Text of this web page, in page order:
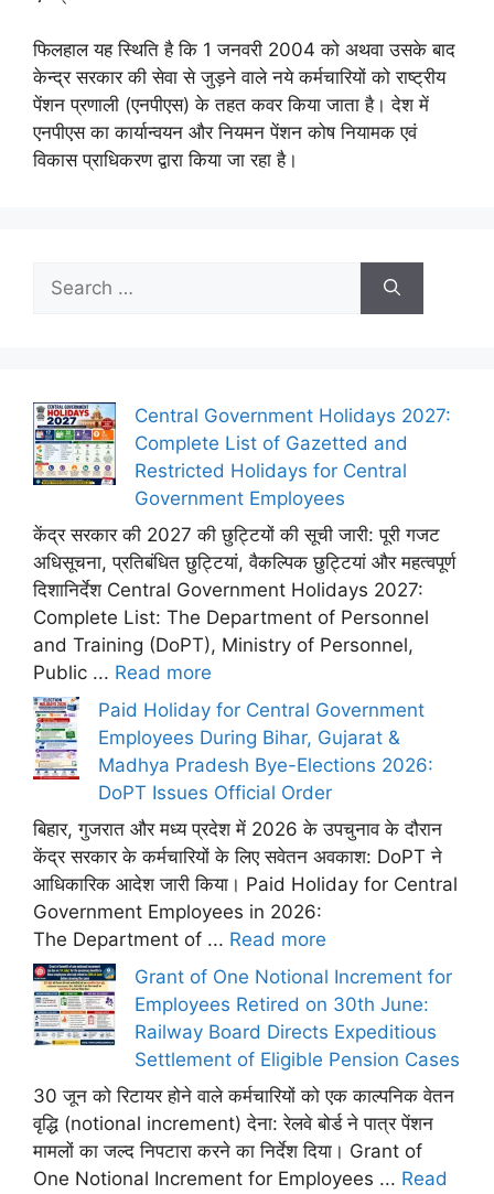
फिलहाल यह स्थिति है कि 1 जनवरी 2004 को अथवा उसके बाद
केन्‍द्र सरकार की सेवा से जुड़ने वाले नये कर्मचारियों को राष्‍ट्रीय
पेंशन प्रणाली (एनपीएस) के तहत कवर किया जाता है। देश में
एनपीएस का कार्यान्‍वयन और नियमन पेंशन कोष नियामक एवं
विकास प्राधिकरण द्वारा किया जा रहा है।
for:
Central Government Holidays 2027:
Complete List of Gazetted and
Restricted Holidays for Central
Government Employees
केंद्र सरकार की 2027 की छुट्टियों की सूची जारी: पूरी गजट
अधिसूचना, प्रतिबंधित छुट्टियां, वैकल्पिक छुट्टियां और महत्वपूर्ण
दिशानिर्देश Central Government Holidays 2027:
Complete List: The Department of Personnel
and Training (DoPT), Ministry of Personnel,
Public ... Read more
Paid Holiday for Central Government
Employees During Bihar, Gujarat &
Madhya Pradesh Bye-Elections 2026:
DoPT Issues Official Order
बिहार, गुजरात और मध्य प्रदेश में 2026 के उपचुनाव के दौरान
केंद्र सरकार के कर्मचारियों के लिए सवेतन अवकाश: DoPT ने
आधिकारिक आदेश जारी किया। Paid Holiday for Central
Government Employees in 2026:
The Department of ... Read more
Grant of One Notional Increment for
Employees Retired on 30th June:
Railway Board Directs Expeditious
Settlement of Eligible Pension Cases
30 जून को रिटायर होने वाले कर्मचारियों को एक काल्पनिक वेतन
वृद्धि (notional increment) देना: रेलवे बोर्ड ने पात्र पेंशन
मामलों का जल्द निपटारा करने का निर्देश दिया। Grant of
One Notional Increment for Employees ... Read